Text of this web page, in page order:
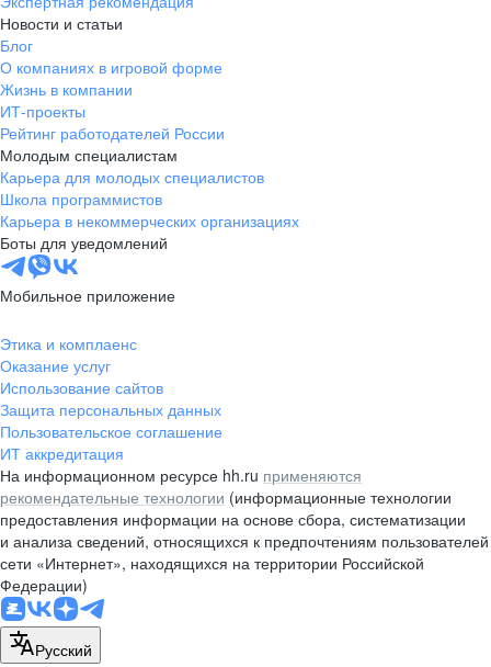
pr@dv.hh.ru
Новосибирск
ул. Большевистская, д. 35,
помещение 21
+7 383 207-94-64
pr@nsk.hh.ru
Минск
пр-т Дзержинского, д. 57,
10 этаж, помещение 45-1
pr@rabota.by
Алматы
пр. Абая, д. 151, БЦ Алатау,
12 этаж, офис 1209
+7 727 232-13-13
pr@headhunter.com.kz
Новости и статьи
Блог
О компаниях в игровой форме
Жизнь в компании
ИТ-проекты
Рейтинг работодателей России
Молодым специалистам
Карьера для молодых специалистов
Школа программистов
Карьера в некоммерческих организациях
Боты для уведомлений
Мобильное приложение
Этика и комплаенс
Оказание услуг
Использование сайтов
Защита персональных данных
Пользовательское соглашение
ИТ аккредитация
На информационном ресурсе hh.ru применяются
рекомендательные технологии (информационные технологии
предоставления информации на основе сбора, систематизации
и анализа сведений, относящихся к предпочтениям пользователей
сети «Интернет», находящихся на территории Российской
Федерации)
Русский